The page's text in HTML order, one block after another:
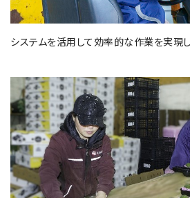
システムを活用して効率的な作業を実現